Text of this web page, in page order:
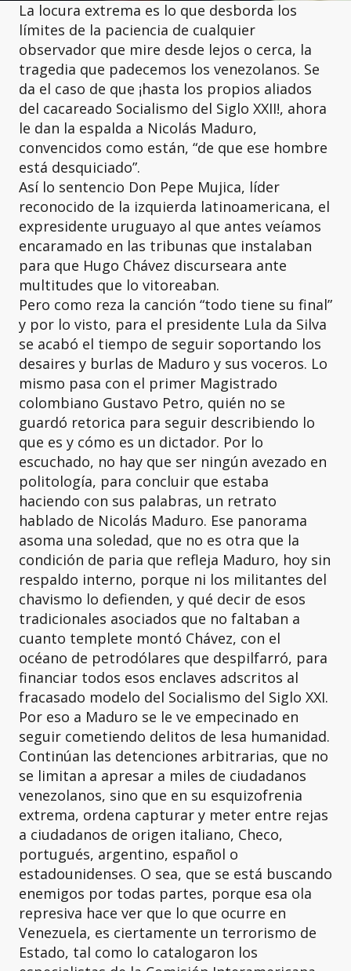
La locura extrema es lo que desborda los
límites de la paciencia de cualquier
observador que mire desde lejos o cerca, la
tragedia que padecemos los venezolanos. Se
da el caso de que ¡hasta los propios aliados
del cacareado Socialismo del Siglo XXII!, ahora
le dan la espalda a Nicolás Maduro,
convencidos como están, “de que ese hombre
está desquiciado”.
Así lo sentencio Don Pepe Mujica, líder
reconocido de la izquierda latinoamericana, el
expresidente uruguayo al que antes veíamos
encaramado en las tribunas que instalaban
para que Hugo Chávez discurseara ante
multitudes que lo vitoreaban.
Pero como reza la canción “todo tiene su final”
y por lo visto, para el presidente Lula da Silva
se acabó el tiempo de seguir soportando los
desaires y burlas de Maduro y sus voceros. Lo
mismo pasa con el primer Magistrado
colombiano Gustavo Petro, quién no se
guardó retorica para seguir describiendo lo
que es y cómo es un dictador. Por lo
escuchado, no hay que ser ningún avezado en
politología, para concluir que estaba
haciendo con sus palabras, un retrato
hablado de Nicolás Maduro. Ese panorama
asoma una soledad, que no es otra que la
condición de paria que refleja Maduro, hoy sin
respaldo interno, porque ni los militantes del
chavismo lo defienden, y qué decir de esos
tradicionales asociados que no faltaban a
cuanto templete montó Chávez, con el
océano de petrodólares que despilfarró, para
financiar todos esos enclaves adscritos al
fracasado modelo del Socialismo del Siglo XXI.
Por eso a Maduro se le ve empecinado en
seguir cometiendo delitos de lesa humanidad.
Continúan las detenciones arbitrarias, que no
se limitan a apresar a miles de ciudadanos
venezolanos, sino que en su esquizofrenia
extrema, ordena capturar y meter entre rejas
a ciudadanos de origen italiano, Checo,
portugués, argentino, español o
estadounidenses. O sea, que se está buscando
enemigos por todas partes, porque esa ola
represiva hace ver que lo que ocurre en
Venezuela, es ciertamente un terrorismo de
Estado, tal como lo catalogaron los